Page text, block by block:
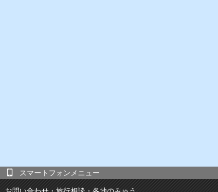
スマートフォンメニュー